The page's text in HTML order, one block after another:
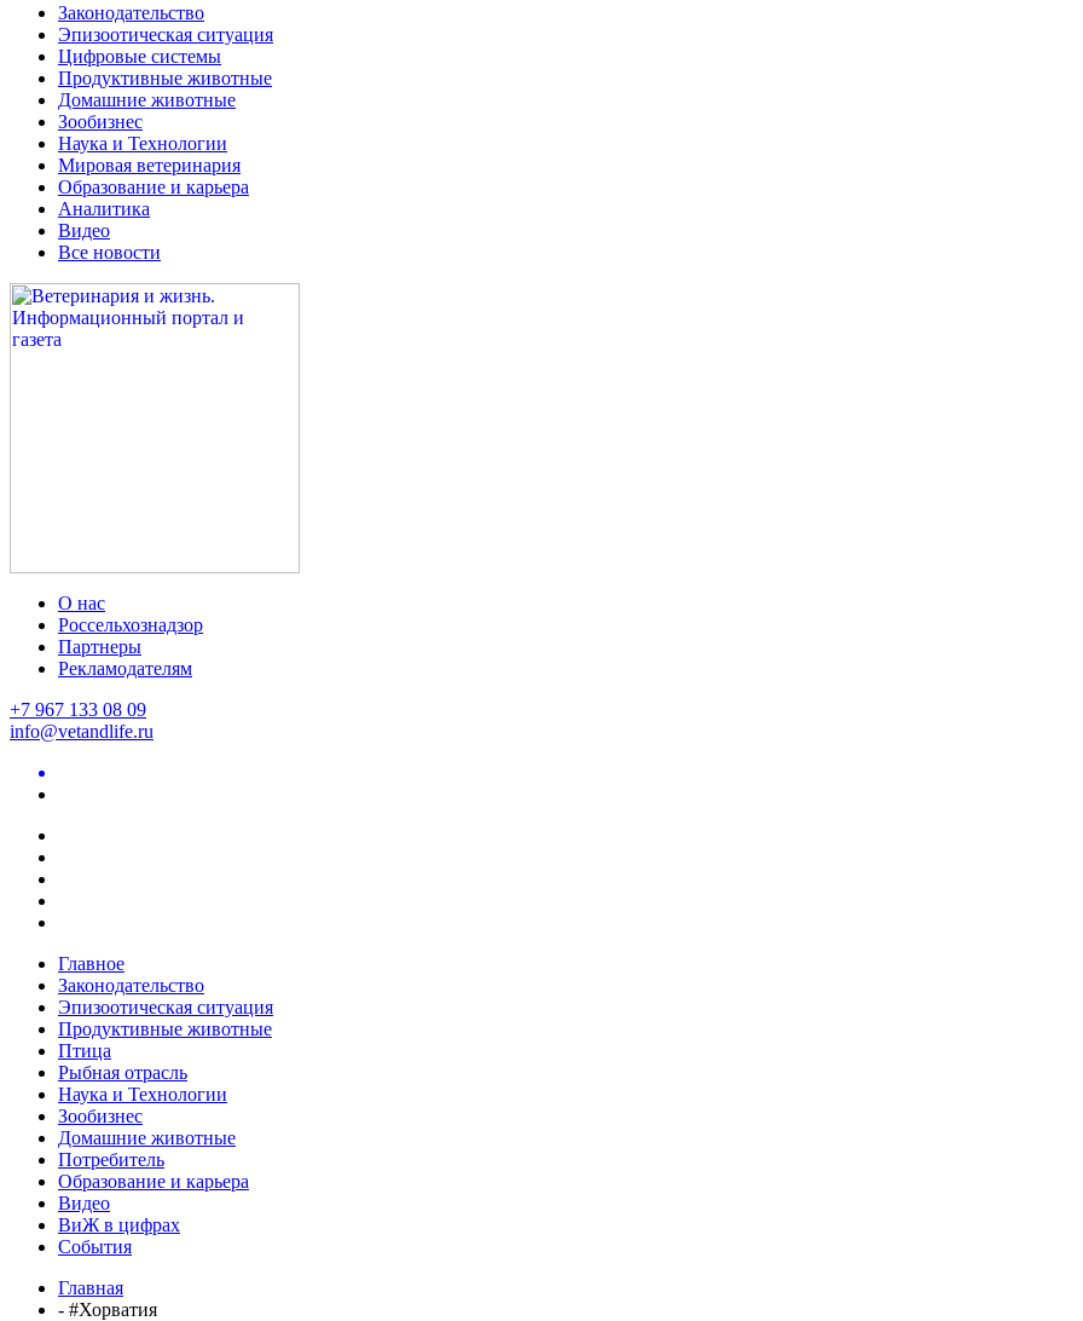
Законодательство
Эпизоотическая ситуация
Цифровые системы
Продуктивные животные
Домашние животные
Зообизнес
Наука и Технологии
Мировая ветеринария
Образование и карьера
Аналитика
Видео
Все новости
О нас
Россельхознадзор
Партнеры
Рекламодателям
+7 967 133 08 09
info@vetandlife.ru
Главное
Законодательство
Эпизоотическая ситуация
Продуктивные животные
Птица
Рыбная отрасль
Наука и Технологии
Зообизнес
Домашние животные
Потребитель
Образование и карьера
Видео
ВиЖ в цифрах
События
Главная
- #Хорватия